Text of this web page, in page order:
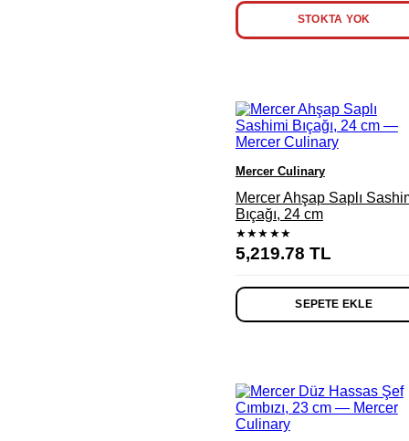
STOKTA YOK
Mercer Culinary
Mercer Ahşap Saplı
Bıçağı, 24 cm
★★★★★
5,219.78 TL
SEPETE EKLE